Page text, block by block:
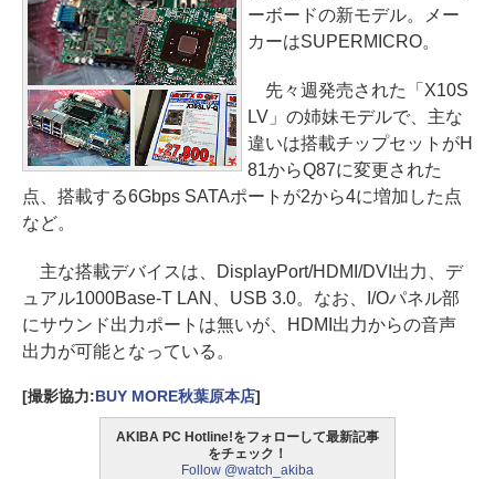
ーボードの新モデル。メー
カーはSUPERMICRO。
先々週発売された「X10S
LV」の姉妹モデルで、主な
違いは搭載チップセットがH
81からQ87に変更された
点、搭載する6Gbps SATAポートが2から4に増加した点
など。
主な搭載デバイスは、DisplayPort/HDMI/DVI出力、デ
ュアル1000Base-T LAN、USB 3.0。なお、I/Oパネル部
にサウンド出力ポートは無いが、HDMI出力からの音声
出力が可能となっている。
[撮影協力:BUY MORE秋葉原本店]
AKIBA PC Hotline!をフォローして最新記事
をチェック！
Follow @watch_akiba